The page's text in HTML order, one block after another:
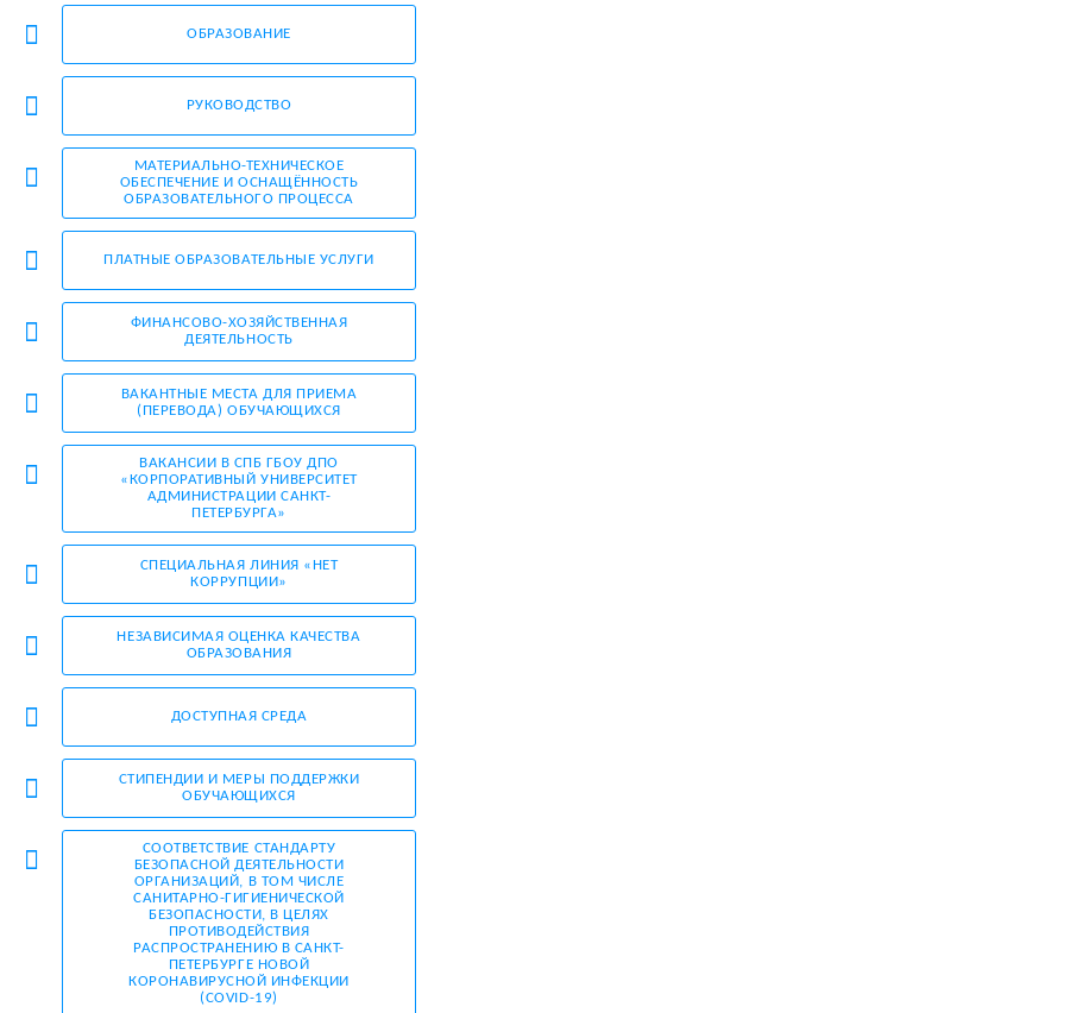
ОБРАЗОВАНИЕ
РУКОВОДСТВО
МАТЕРИАЛЬНО-ТЕХНИЧЕСКОЕ
ОБЕСПЕЧЕНИЕ И ОСНАЩЁННОСТЬ
ОБРАЗОВАТЕЛЬНОГО ПРОЦЕССА
ПЛАТНЫЕ ОБРАЗОВАТЕЛЬНЫЕ УСЛУГИ
ФИНАНСОВО-ХОЗЯЙСТВЕННАЯ
ДЕЯТЕЛЬНОСТЬ
ВАКАНТНЫЕ МЕСТА ДЛЯ ПРИЕМА
(ПЕРЕВОДА) ОБУЧАЮЩИХСЯ
ВАКАНCИИ В СПБ ГБОУ ДПО
«КОРПОРАТИВНЫЙ УНИВЕРСИТЕТ
АДМИНИСТРАЦИИ САНКТ-
ПЕТЕРБУРГА»
СПЕЦИАЛЬНАЯ ЛИНИЯ «НЕТ
КОРРУПЦИИ»
НЕЗАВИСИМАЯ ОЦЕНКА КАЧЕСТВА
ОБРАЗОВАНИЯ
ДОСТУПНАЯ СРЕДА
СТИПЕНДИИ И МЕРЫ ПОДДЕРЖКИ
ОБУЧАЮЩИХСЯ
CООТВЕТСТВИЕ СТАНДАРТУ
БЕЗОПАСНОЙ ДЕЯТЕЛЬНОСТИ
ОРГАНИЗАЦИЙ, В ТОМ ЧИСЛЕ
САНИТАРНО-ГИГИЕНИЧЕСКОЙ
БЕЗОПАСНОСТИ, В ЦЕЛЯХ
ПРОТИВОДЕЙСТВИЯ
РАСПРОСТРАНЕНИЮ В САНКТ-
ПЕТЕРБУРГЕ НОВОЙ
КОРОНАВИРУСНОЙ ИНФЕКЦИИ
(COVID-19)